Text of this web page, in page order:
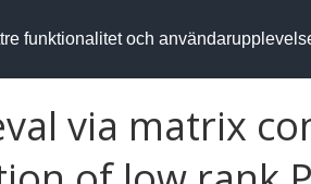
funktionalitet och
via matrix